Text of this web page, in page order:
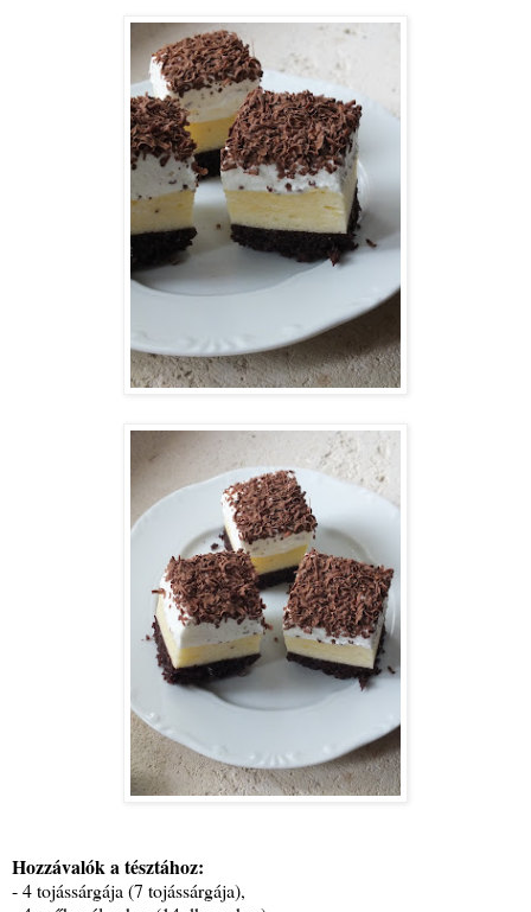
Hozzávalók a tésztához:
- 4 tojássárgája (7 tojássárgája),